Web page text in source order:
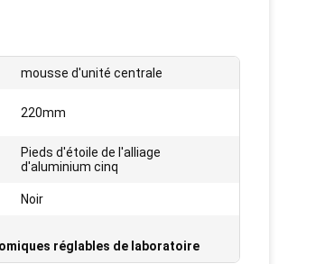
mousse d'unité centrale
220mm
Pieds d'étoile de l'alliage
d'aluminium cinq
Noir
réglables de laboratoire